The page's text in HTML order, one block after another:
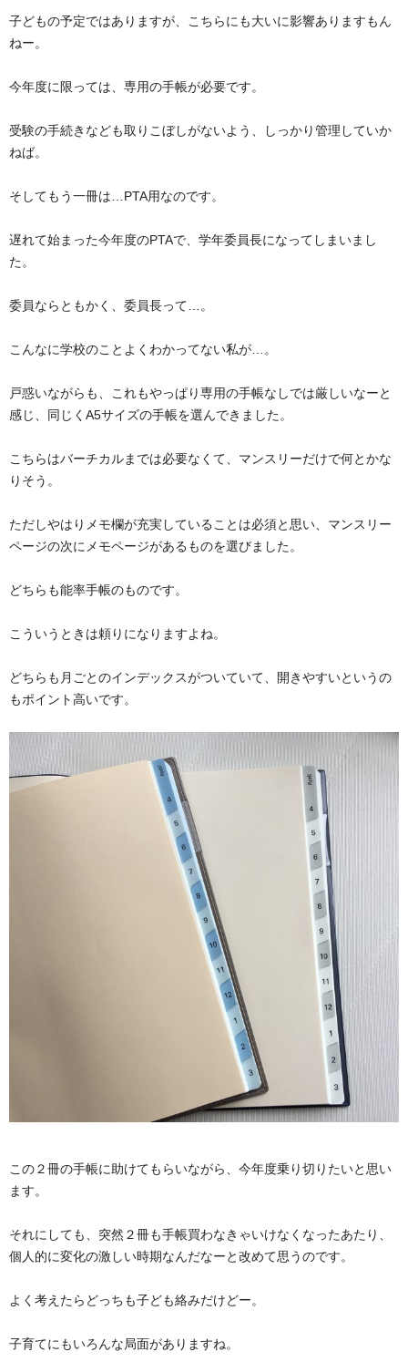
子どもの予定ではありますが、こちらにも大いに影響ありますもん
ねー。
今年度に限っては、専用の手帳が必要です。
受験の手続きなども取りこぼしがないよう、しっかり管理していか
ねば。
そしてもう一冊は…PTA用なのです。
遅れて始まった今年度のPTAで、学年委員長になってしまいまし
た。
委員ならともかく、委員長って…。
こんなに学校のことよくわかってない私が…。
戸惑いながらも、これもやっぱり専用の手帳なしでは厳しいなーと
感じ、同じくA5サイズの手帳を選んできました。
こちらはバーチカルまでは必要なくて、マンスリーだけで何とかな
りそう。
ただしやはりメモ欄が充実していることは必須と思い、マンスリー
ページの次にメモページがあるものを選びました。
どちらも能率手帳のものです。
こういうときは頼りになりますよね。
どちらも月ごとのインデックスがついていて、開きやすいというの
もポイント高いです。
この２冊の手帳に助けてもらいながら、今年度乗り切りたいと思い
ます。
それにしても、突然２冊も手帳買わなきゃいけなくなったあたり、
個人的に変化の激しい時期なんだなーと改めて思うのです。
よく考えたらどっちも子ども絡みだけどー。
子育てにもいろんな局面がありますね。